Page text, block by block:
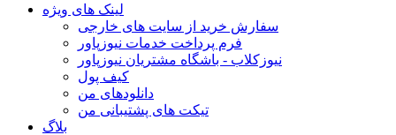
لینک های ویژه
سفارش خرید از سایت های خارجی
فرم پرداخت خدمات نیوزپاور
نیوزکلاب - باشگاه مشتریان نیوزپاور
کیف پول
دانلودهای من
تیکت های پشتیبانی من
بلاگ